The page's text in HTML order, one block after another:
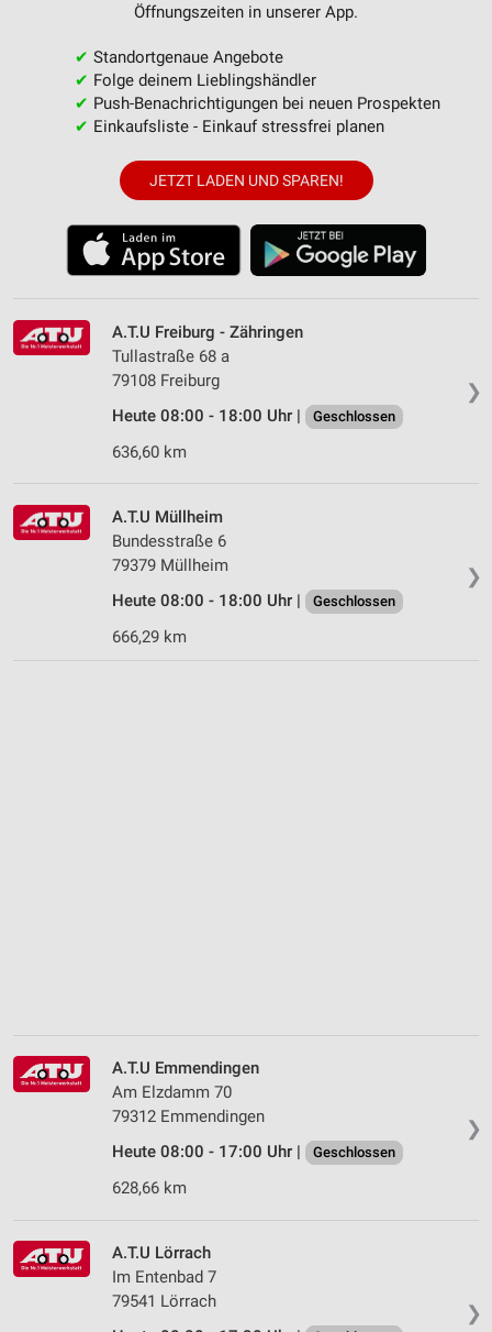
Öffnungszeiten in unserer App.
✔ Standortgenaue Angebote
✔ Folge deinem Lieblingshändler
✔ Push-Benachrichtigungen bei neuen Prospekten
✔ Einkaufsliste - Einkauf stressfrei planen
JETZT LADEN UND SPAREN!
❯
A.T.U Freiburg - Zähringen
Tullastraße 68 a
79108 Freiburg
Heute 08:00 - 18:00 Uhr |
Geschlossen
636,60 km
❯
A.T.U Müllheim
Bundesstraße 6
79379 Müllheim
Heute 08:00 - 18:00 Uhr |
Geschlossen
666,29 km
❯
A.T.U Emmendingen
Am Elzdamm 70
79312 Emmendingen
Heute 08:00 - 17:00 Uhr |
Geschlossen
628,66 km
❯
A.T.U Lörrach
Im Entenbad 7
79541 Lörrach